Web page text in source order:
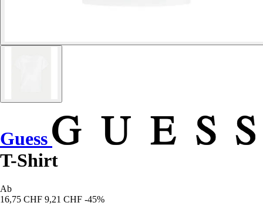
Guess
T-Shirt
Ab
16,75 CHF 9,21 CHF -45%